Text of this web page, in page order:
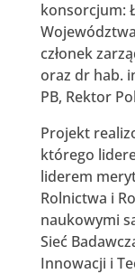
konsorcjum:
członek
oraz dr hab.
PB, Rektor
Projekt
którego
liderem
Rolnictwa i
naukowymi
Sieć
Innowacji i